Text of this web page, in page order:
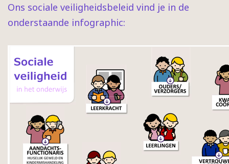
Ons sociale veiligheidsbeleid vind je in de
onderstaande infographic: